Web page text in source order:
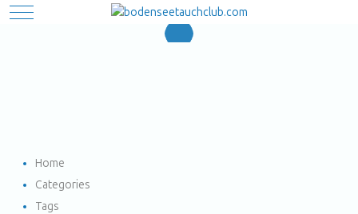
Mobile Menu Toggle
Home
Categories
Tags